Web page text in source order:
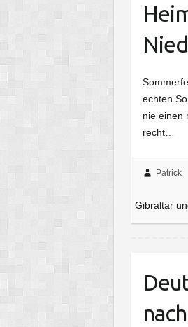
echten
nie einen
recht…
Patrick
Gibraltar